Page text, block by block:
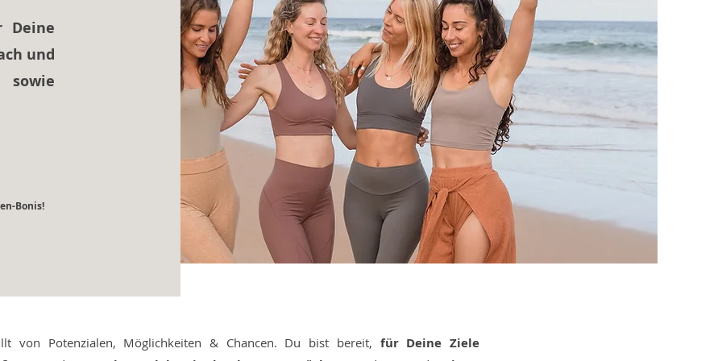
Deine
und
sowie
Bonis!
von Potenzialen, Möglichkeiten & Chancen. Du bist bereit, für Deine Ziele